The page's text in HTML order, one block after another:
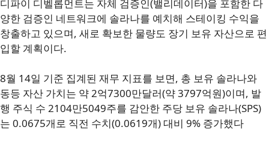
디파이 디벨롭먼트는 자체 검증인(밸리데이터)을 포함한 다
양한 검증인 네트워크에 솔라나를 예치해 스테이킹 수익을
창출하고 있으며, 새로 확보한 물량도 장기 보유 자산으로 편
입할 계획이다.
8월 14일 기준 집계된 재무 지표를 보면, 총 보유 솔라나와
동등 자산 가치는 약 2억7300만달러(약 3797억원)이며, 발
행 주식 수 2104만5049주를 감안한 주당 보유 솔라나(SPS)
는 0.0675개로 직전 수치(0.0619개) 대비 9% 증가했다